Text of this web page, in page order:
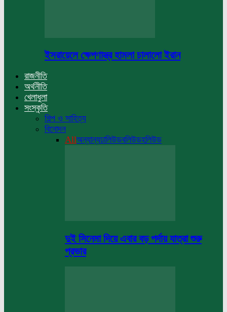
ইসরায়েলে ক্ষেপণাস্ত্র হামলা চালালো ইরান
রাজনীতি
অর্থনীতি
খেলাধুলা
সংস্কৃতি
শিল্প ও সাহিত্য
বিনোদন
Allঅন্যান্যঢালিউডবলিউডহলিউড
দুই সিনেমা দিয়ে এবার বড় পর্দায় যাত্রা শুরু
প্রভার